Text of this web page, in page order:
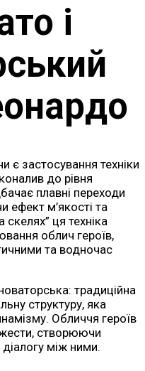
і
є застосування техніки
до рівня
плавні переходи
ефект м’якості та
скелях” ця техніка
облич героїв,
та водночас
традиційна
структуру, яка
Обличчя героїв
створюючи
діалогу між ними.